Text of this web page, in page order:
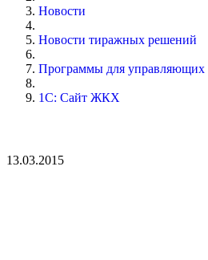
Новости
Новости тиражных решений
Программы для
1С: Сайт ЖКХ
13.03.2015